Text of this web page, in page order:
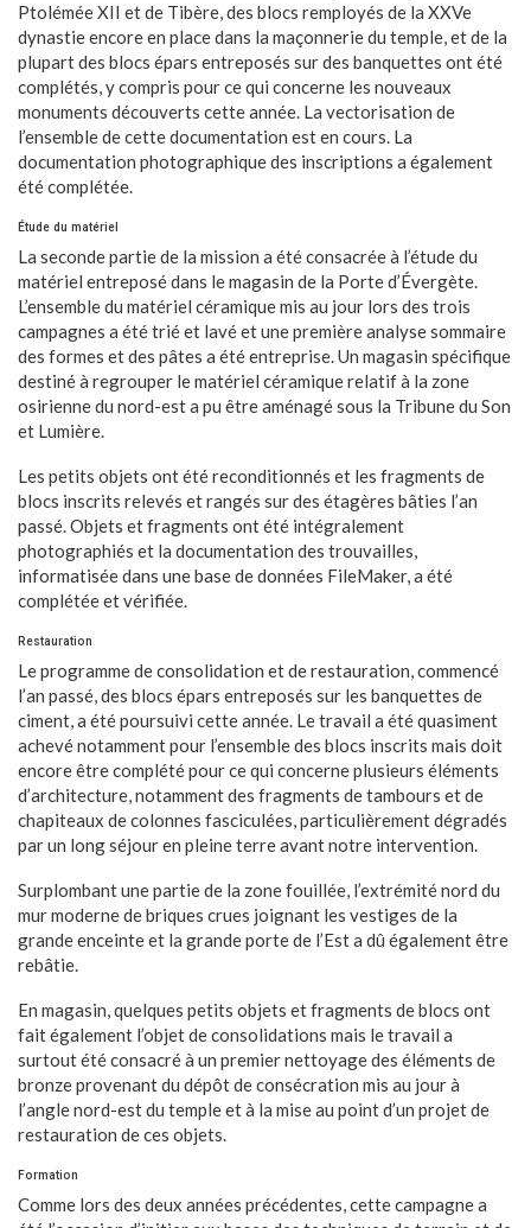
Ptolémée XII et de Tibère, des blocs remployés de la XXVe
dynastie encore en place dans la maçonnerie du temple, et de la
plupart des blocs épars entreposés sur des banquettes ont été
complétés, y compris pour ce qui concerne les nouveaux
monuments découverts cette année. La vectorisation de
l’ensemble de cette documentation est en cours. La
documentation photographique des inscriptions a également
été complétée.
Étude du matériel
La seconde partie de la mission a été consacrée à l’étude du
matériel entreposé dans le magasin de la Porte d’Évergète.
L’ensemble du matériel céramique mis au jour lors des trois
campagnes a été trié et lavé et une première analyse sommaire
des formes et des pâtes a été entreprise. Un magasin spécifique
destiné à regrouper le matériel céramique relatif à la zone
osirienne du nord-est a pu être aménagé sous la Tribune du Son
et Lumière.
Les petits objets ont été reconditionnés et les fragments de
blocs inscrits relevés et rangés sur des étagères bâties l’an
passé. Objets et fragments ont été intégralement
photographiés et la documentation des trouvailles,
informatisée dans une base de données FileMaker, a été
complétée et vérifiée.
Restauration
Le programme de consolidation et de restauration, commencé
l’an passé, des blocs épars entreposés sur les banquettes de
ciment, a été poursuivi cette année. Le travail a été quasiment
achevé notamment pour l’ensemble des blocs inscrits mais doit
encore être complété pour ce qui concerne plusieurs éléments
d’architecture, notamment des fragments de tambours et de
chapiteaux de colonnes fasciculées, particulièrement dégradés
par un long séjour en pleine terre avant notre intervention.
Surplombant une partie de la zone fouillée, l’extrémité nord du
mur moderne de briques crues joignant les vestiges de la
grande enceinte et la grande porte de l’Est a dû également être
rebâtie.
En magasin, quelques petits objets et fragments de blocs ont
fait également l’objet de consolidations mais le travail a
surtout été consacré à un premier nettoyage des éléments de
bronze provenant du dépôt de consécration mis au jour à
l’angle nord-est du temple et à la mise au point d’un projet de
restauration de ces objets.
Formation
Comme lors des deux années précédentes, cette campagne a